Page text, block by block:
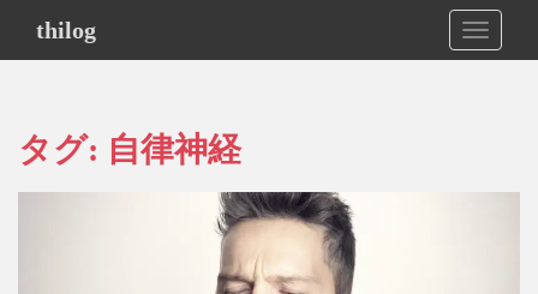
i
thilog
タグ: 自律神経